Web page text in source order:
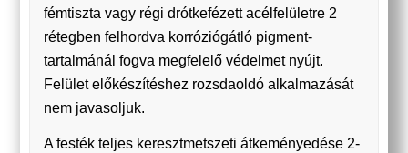
fémtiszta vagy régi drótkefézett acélfelületre 2
rétegben felhordva korróziógátló pigment-
tartalmánál fogva megfelelő védelmet nyújt.
Felület előkészítéshez rozsdaoldó alkalmazását
nem javasoljuk.
A festék teljes keresztmetszeti átkeményedése 2-